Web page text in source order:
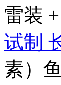
雷装
试制
素）